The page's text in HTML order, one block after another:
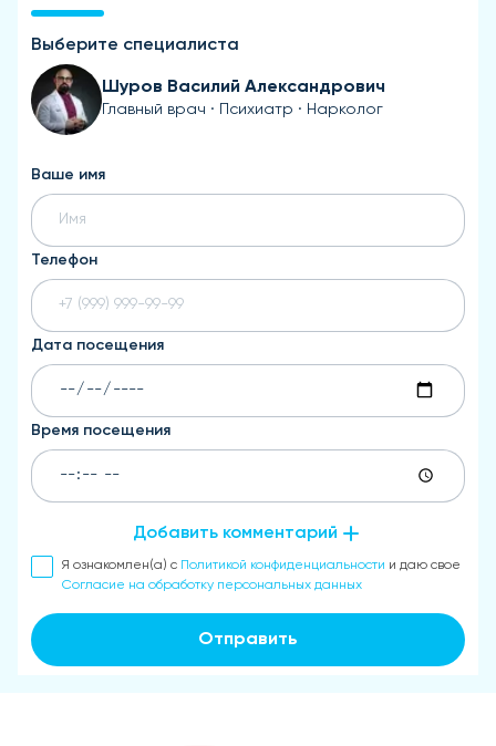
Выберите специалиста
Шуров Василий Александрович
Главный врач · Психиатр · Нарколог
Ваше имя
Телефон
Дата посещения
Время посещения
Добавить комментарий
Я ознакомлен(а) с Политикой конфиденциальности и даю свое
Согласие на обработку персональных данных
Отправить